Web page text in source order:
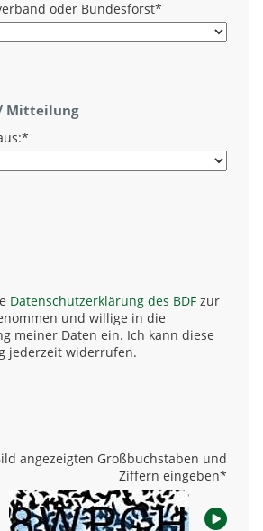
oder Bundesforst*
Mitteilung
*
Datenschutzerklärung des BDF zur
und willige in die
meiner Daten ein. Ich kann diese
jederzeit widerrufen.
angezeigten Großbuchstaben und
Ziffern eingeben*